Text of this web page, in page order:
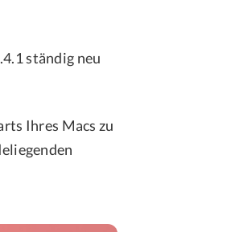
ständig neu
Ihres Macs zu